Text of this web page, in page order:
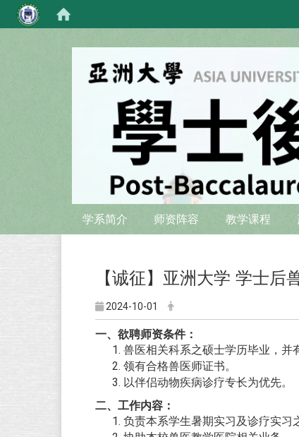
学系简介 师资阵容 教学课程
【诚征】 亚洲大学 学士后
2024-10-01
一、欲聘师资条件：
兽医相关科系之硕士学历毕业，并
领有合格兽医师证书。
以伴侣动物疾病诊疗专长为优先。
二、工作内容：
负责本系学生暑期实习及诊疗实习